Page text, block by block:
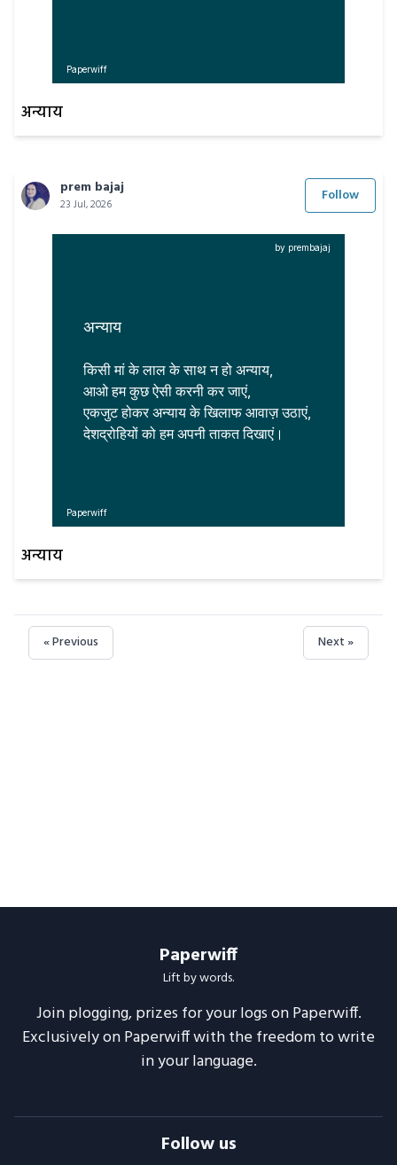
Paperwiff
अन्याय
prem bajaj
23 Jul, 2026 Follow
अन्याय
किसी मां के लाल के साथ न हो अन्याय,
आओ हम कुछ ऐसी करनी कर जाएं,
एकजुट होकर अन्याय के खिलाफ आवाज़ उठाएं,
देशद्रोहियों को हम अपनी ताकत दिखाएं।
Paperwiff
by prembajaj
अन्याय
« Previous Next »
Paperwiff
Lift by words.
Join plogging, prizes for your logs on Paperwiff.
Exclusively on Paperwiff with the freedom to write
in your language.
Follow us